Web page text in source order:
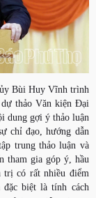
Bùi Huy Vĩnh trình
thảo Văn kiện Đại
dung gợi ý thảo luận
chỉ đạo, hướng dẫn
trung thảo luận và
tham gia góp ý, hầu
trị có rất nhiều điểm
biệt là tính cách